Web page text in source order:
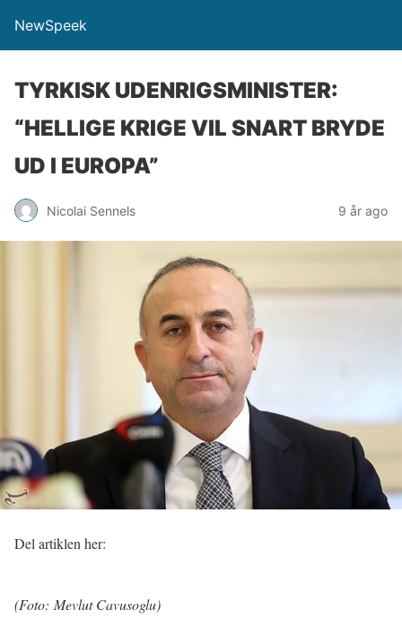
NewSpeek
TYRKISK UDENRIGSMINISTER:
“HELLIGE KRIGE VIL SNART BRYDE
UD I EUROPA”
Nicolai Sennels 9 år ago
Del artiklen her:
(Foto: Mevlut Cavusoglu)